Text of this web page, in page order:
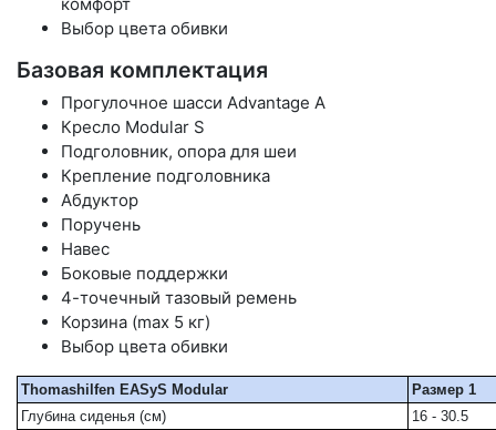
Выбор цвета обивки
Базовая комплектация
Прогулочное шасси Advantage A
Кресло Modular S
Подголовник, опора для шеи
Крепление подголовника
Абдуктор
Поручень
Навес
Боковые поддержки
4-точечный тазовый ремень
Корзина (max 5 кг)
Выбор цвета обивки
Thomashilfen EASyS Modular
Размер 1
Глубина сиденья (см)
16 - 30.5